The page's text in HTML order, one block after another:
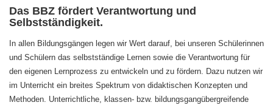
Das BBZ fördert Verantwortung und
Selbstständigkeit.
In allen Bildungsgängen legen wir Wert darauf, bei unseren Schülerinnen
und Schülern das selbstständige Lernen sowie die Verantwortung für
den eigenen Lernprozess zu entwickeln und zu fördern. Dazu nutzen wir
im Unterricht ein breites Spektrum von didaktischen Konzepten und
Methoden. Unterrichtliche, klassen- bzw. bildungsgangübergreifende